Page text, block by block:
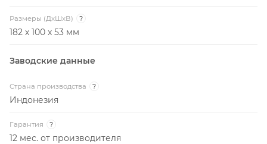
Размеры (ДxШxВ) ?
182 х 100 х 53 мм
Заводские данные
Страна производства ?
Индонезия
Гарантия ?
12 мес. от производителя